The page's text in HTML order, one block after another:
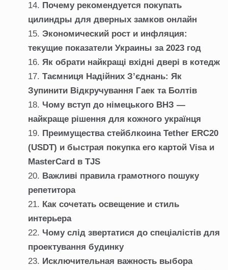
Почему рекомендуется покупать
цилиндры для дверных замков онлайн
Экономический рост и инфляция:
текущие показатели Украины за 2023 год
Як обрати найкращі вхідні двері в котедж
Таємниця Надійних З’єднань: Як
Зупинити Відкручування Гаек та Болтів
Чому вступ до німецького ВНЗ —
найкраще рішення для кожного українця
Преимущества стейблкоина Tether ERC20
(USDT) и быстрая покупка его картой Visa и
MasterCard в TJS
Важливі правила грамотного пошуку
репетитора
Как сочетать освещение и стиль
интерьера
Чому слід звертатися до спеціалістів для
проектування будинку
Исключительная важность выбора